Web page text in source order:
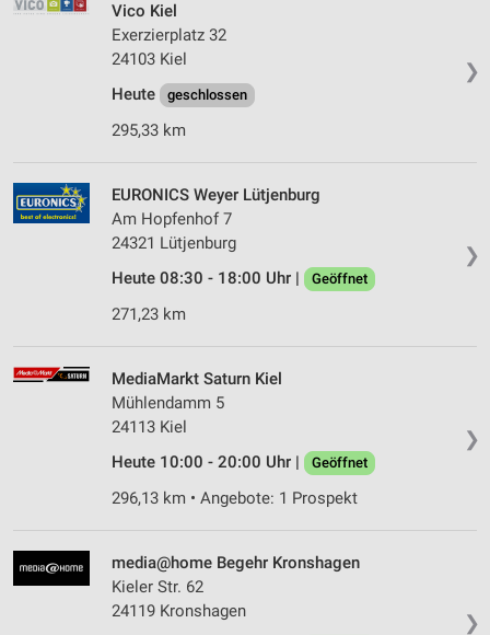
❯
Vico Kiel
Exerzierplatz 32
24103 Kiel
Heute
geschlossen
295,33 km
❯
EURONICS Weyer Lütjenburg
Am Hopfenhof 7
24321 Lütjenburg
Heute 08:30 - 18:00 Uhr |
Geöffnet
271,23 km
❯
MediaMarkt Saturn Kiel
Mühlendamm 5
24113 Kiel
Heute 10:00 - 20:00 Uhr |
Geöffnet
296,13 km • Angebote: 1 Prospekt
❯
media@home Begehr Kronshagen
Kieler Str. 62
24119 Kronshagen